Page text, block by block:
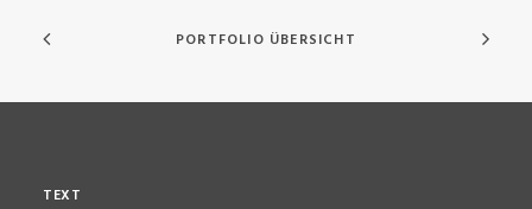
PORTFOLIO ÜBERSICHT
TEXT